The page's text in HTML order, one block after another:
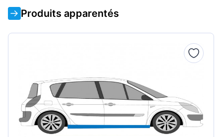
Produits apparentés